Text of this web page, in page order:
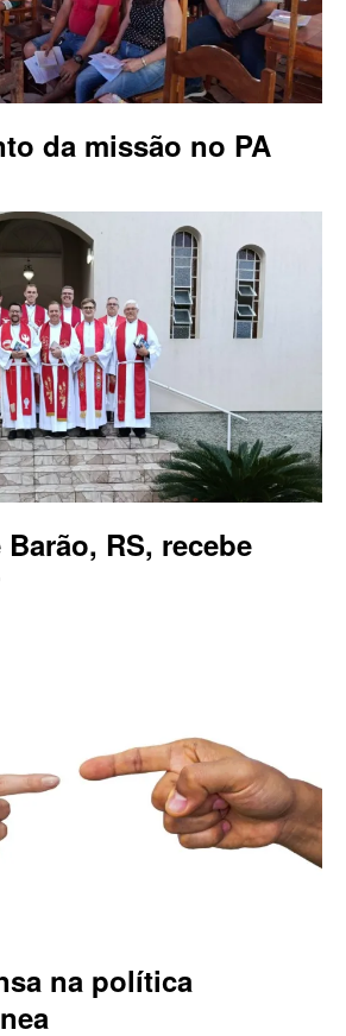
da missão no PA
RS, recebe
na política